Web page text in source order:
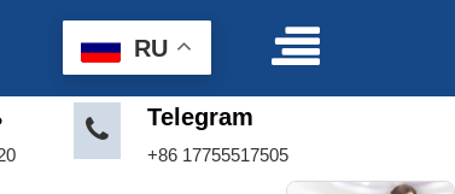
Делать предложение
Telegram
+86 17755517505
RU